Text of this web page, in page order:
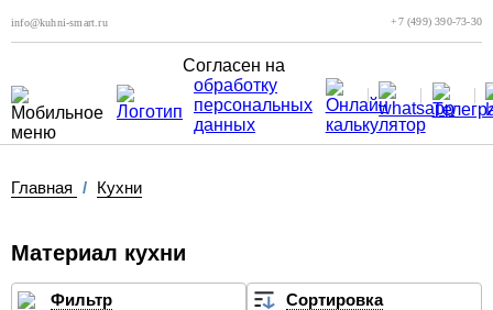
info@kuhni-smart.ru +7 (499) 390-73-30
Согласен на
обработку
персональных
данных
Главная / Кухни
Материал кухни
Фильтр Сортировка